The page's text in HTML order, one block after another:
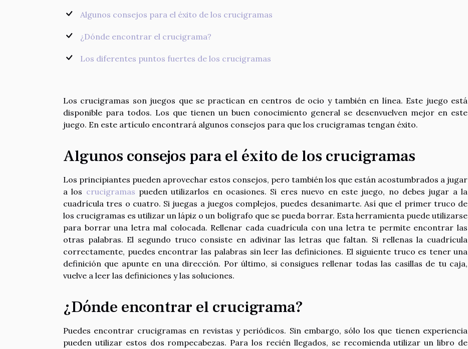
Algunos consejos para el éxito de los crucigramas
¿Dónde encontrar el crucigrama?
Los diferentes puntos fuertes de los crucigramas
Los crucigramas son juegos que se practican en centros de ocio y también en línea. Este juego está
disponible para todos. Los que tienen un buen conocimiento general se desenvuelven mejor en este
juego. En este artículo encontrará algunos consejos para que los crucigramas tengan éxito.
Algunos consejos para el éxito de los crucigramas
Los principiantes pueden aprovechar estos consejos, pero también los que están acostumbrados a jugar
a los crucigramas pueden utilizarlos en ocasiones. Si eres nuevo en este juego, no debes jugar a la
cuadrícula tres o cuatro. Si juegas a juegos complejos, puedes desanimarte. Así que el primer truco de
los crucigramas es utilizar un lápiz o un bolígrafo que se pueda borrar. Esta herramienta puede utilizarse
para borrar una letra mal colocada. Rellenar cada cuadrícula con una letra te permite encontrar las
otras palabras. El segundo truco consiste en adivinar las letras que faltan. Si rellenas la cuadrícula
correctamente, puedes encontrar las palabras sin leer las definiciones. El siguiente truco es tener una
definición que apunte en una dirección. Por último, si consigues rellenar todas las casillas de tu caja,
vuelve a leer las definiciones y las soluciones.
¿Dónde encontrar el crucigrama?
Puedes encontrar crucigramas en revistas y periódicos. Sin embargo, sólo los que tienen experiencia
pueden utilizar estos dos rompecabezas. Para los recién llegados, se recomienda utilizar un libro de